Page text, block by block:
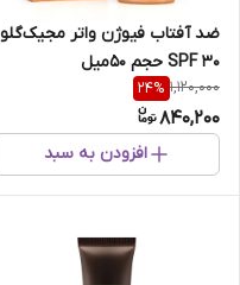
ضد آفتاب فیوژن واتر مجیک‌گلو
SPF 30 حجم ۵۰میل
1,120,000
24%
840,200
افزودن به سبد